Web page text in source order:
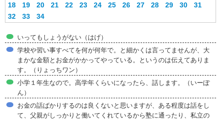
18
19 20 21 22 23 24 25 26 27 28 29 30
31
32
33 34
いってもしょうがない（はげ）
学校や習い事すべてを何が何年で。と細かくは言ってませんが、大
まかな金額とお金がかかってやっている。というのは伝えてありま
す。（りょっちワン）
小学１年生なので。高学年くらいになったら、話します。（いーぽ
ん）
お金の話ばかりするのは良くないと思いますが、ある程度は話をし
て、父親がしっかりと働いてくれているから塾に通ったり、私立の